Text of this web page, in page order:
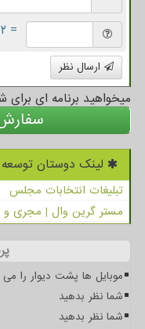
= ۲ بعلاوه ۳
ارسال نظر
میخواهید برنامه ای
سفارش
لینک دوستان
تبلیغات انتخابات مجلس
مستر گرین وال | مجری و
موبایل ها پشت دیوار را می
شما نظر بدهید
شما نظر بدهید